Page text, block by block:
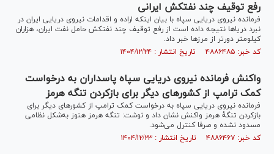
رفع توقیف چند نفتکش ایرانی
فرمانده نیروی دریایی سپاه با بیان اینکه اراده و اقدامات نیروی دریایی ایران در
نبرد دریا‌ها نتیجه داده است از رفع توقیف چند نفتکش حامل نفت ایران، هزاران
کیلومتر دورتر از مرز‌ها خبر داد.
کد خبر: ۴۸۸۶۴۸۵ تاریخ انتشار : ۱۴۰۴/۱۲/۲۴
واکنش فرمانده نیروی دریایی سپاه پاسداران به درخواست
کمک ترامپ از کشورهای دیگر برای بازکردن تنگه هرمز
فرمانده نیروی دریایی سپاه به درخواست کمک ترامپ از کشور‌های دیگر برای
بازکردن تنگهٔ هرمز واکنش نشان داد و نوشت: تنگه هرمز هنوز به‌شکل نظامی
مسدود نشده و صرفا کنترل می‌شود.
کد خبر: ۴۸۸۶۴۶۷ تاریخ انتشار : ۱۴۰۴/۱۲/۲۳